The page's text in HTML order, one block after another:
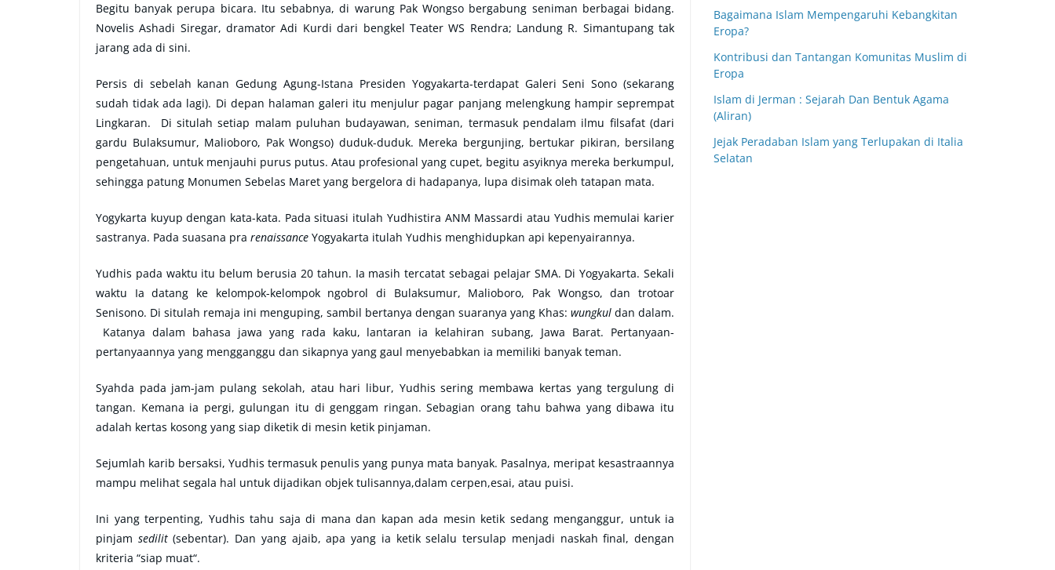
Begitu banyak perupa bicara. Itu sebabnya, di warung Pak Wongso bergabung seniman berbagai bidang.
Novelis Ashadi Siregar, dramator Adi Kurdi dari bengkel Teater WS Rendra; Landung R. Simantupang tak
jarang ada di sini.
Persis di sebelah kanan Gedung Agung-Istana Presiden Yogyakarta-terdapat Galeri Seni Sono (sekarang
sudah tidak ada lagi). Di depan halaman galeri itu menjulur pagar panjang melengkung hampir seprempat
Lingkaran. Di situlah setiap malam puluhan budayawan, seniman, termasuk pendalam ilmu filsafat (dari
gardu Bulaksumur, Malioboro, Pak Wongso) duduk-duduk. Mereka bergunjing, bertukar pikiran, bersilang
pengetahuan, untuk menjauhi purus putus. Atau profesional yang cupet, begitu asyiknya mereka berkumpul,
sehingga patung Monumen Sebelas Maret yang bergelora di hadapanya, lupa disimak oleh tatapan mata.
Yogykarta kuyup dengan kata-kata. Pada situasi itulah Yudhistira ANM Massardi atau Yudhis memulai karier
sastranya. Pada suasana pra renaissance Yogyakarta itulah Yudhis menghidupkan api kepenyairannya.
Yudhis pada waktu itu belum berusia 20 tahun. Ia masih tercatat sebagai pelajar SMA. Di Yogyakarta. Sekali
waktu Ia datang ke kelompok-kelompok ngobrol di Bulaksumur, Malioboro, Pak Wongso, dan trotoar
Senisono. Di situlah remaja ini menguping, sambil bertanya dengan suaranya yang Khas: wungkul dan dalam.
Katanya dalam bahasa jawa yang rada kaku, lantaran ia kelahiran subang, Jawa Barat. Pertanyaan-
pertanyaannya yang mengganggu dan sikapnya yang gaul menyebabkan ia memiliki banyak teman.
Syahda pada jam-jam pulang sekolah, atau hari libur, Yudhis sering membawa kertas yang tergulung di
tangan. Kemana ia pergi, gulungan itu di genggam ringan. Sebagian orang tahu bahwa yang dibawa itu
adalah kertas kosong yang siap diketik di mesin ketik pinjaman.
Sejumlah karib bersaksi, Yudhis termasuk penulis yang punya mata banyak. Pasalnya, meripat kesastraannya
mampu melihat segala hal untuk dijadikan objek tulisannya,dalam cerpen,esai, atau puisi.
Ini yang terpenting, Yudhis tahu saja di mana dan kapan ada mesin ketik sedang menganggur, untuk ia
pinjam sedilit(sebentar). Dan yang ajaib, apa yang ia ketik selalu tersulap menjadi naskah final, dengan
kriteria “siap muat“.
Bagaimana Islam Mempengaruhi Kebangkitan
Eropa?
Kontribusi dan Tantangan Komunitas Muslim di
Eropa
Islam di Jerman : Sejarah Dan Bentuk Agama
(Aliran)
Jejak Peradaban Islam yang Terlupakan di Italia
Selatan